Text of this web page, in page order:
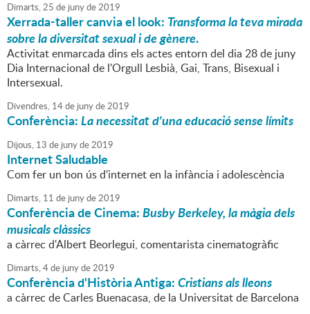
Dimarts,25 de junyde2019
Xerrada-taller canvia el look: Transforma la teva mirada
sobre la diversitat sexual i de gènere.
Activitat enmarcada dins els actes entorn del dia 28 de juny
Dia Internacional de l'Orgull Lesbià, Gai, Trans, Bisexual i
Intersexual.
Divendres, 14de junyde2019
Conferència:La necessitat d'una educació sense límits
Dijous, 13 de junyde2019
Internet Saludable
Com fer un bon ús d'internet en la infància i adolescència
Dimarts, 11 de junyde2019
Conferència de Cinema:Busby Berkeley, la màgia dels
musicals clàssics
a càrrec d'Albert Beorlegui, comentarista cinematogràfic
Dimarts,4de junyde2019
Conferència d'Història Antiga:Cristians als lleons
a càrrec de Carles Buenacasa, de la Universitat de Barcelona